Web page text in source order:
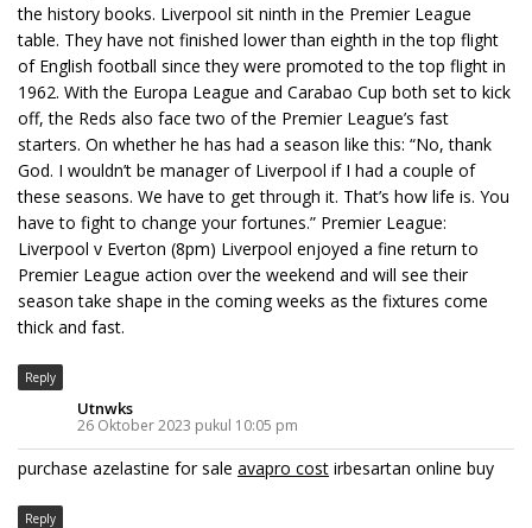
the history books. Liverpool sit ninth in the Premier League
table. They have not finished lower than eighth in the top flight
of English football since they were promoted to the top flight in
1962. With the Europa League and Carabao Cup both set to kick
off, the Reds also face two of the Premier League’s fast
starters. On whether he has had a season like this: “No, thank
God. I wouldn’t be manager of Liverpool if I had a couple of
these seasons. We have to get through it. That’s how life is. You
have to fight to change your fortunes.” Premier League:
Liverpool v Everton (8pm) Liverpool enjoyed a fine return to
Premier League action over the weekend and will see their
season take shape in the coming weeks as the fixtures come
thick and fast.
Reply
Utnwks
26 Oktober 2023 pukul 10:05 pm
purchase azelastine for sale avapro cost irbesartan online buy
Reply